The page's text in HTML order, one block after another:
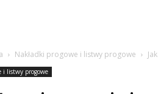
Nakładki progowe i listwy progowe
i listwy progowe